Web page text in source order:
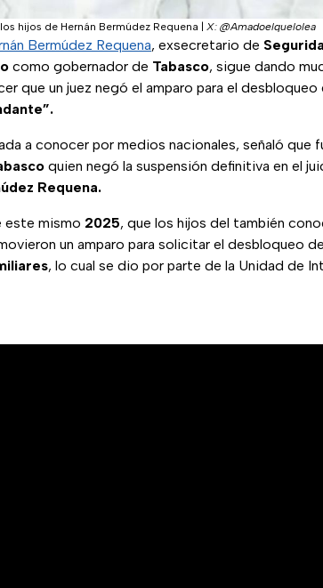
hijos de Hernán Bermúdez Requena X: @Amadoelquelolea
Bermúdez Requena, exsecretario de
como gobernador de Tabasco, sigue dando
que un juez negó el amparo para el
a conocer por medios nacionales, señaló que
quien negó la suspensión definitiva en el
Requena.
este mismo 2025, que los hijos del también
un amparo para solicitar el desbloqueo
, lo cual se dio por parte de la Unidad de